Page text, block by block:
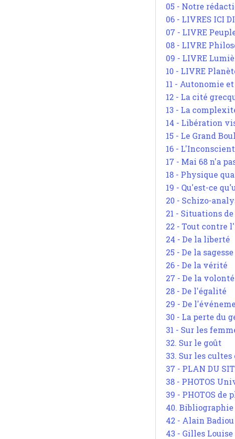
05 - Notre
06 - LIVRES ICI
07 - LIVRE
08 - LIVRE
09 - LIVRE
10 - LIVRE
11 - Autonomie
12 - La cité
13 - La
14 - Libération
15 - Le Grand
16 -
17 - Mai 68 n'a
18 - Physique
19 - Qu'est-ce
20 - Schizo-
21 - Situations
22 - Tout contre
24 - De la liberté
25 - De la sagesse
26 - De la vérité
27 - De la volonté
28 - De l'égalité
29 - De
30 - La perte du
31 - Sur les
32. Sur le goût
33. Sur les
37 - PLAN DU
38 - PHOTOS
39 - PHOTOS de
40. Bibliographie
42 - Alain Badiou
43 - Gilles